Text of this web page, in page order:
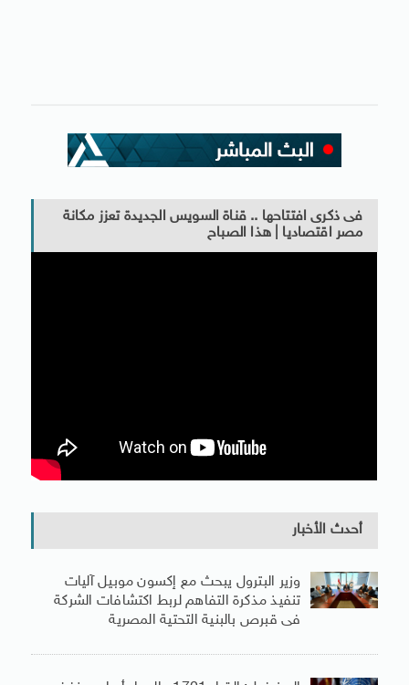
فى ذكرى افتتاحها .. قناة السويس الجديدة تعزز مكانة
مصر اقتصاديا | هذا الصباح
أحدث الأخبار
وزير البترول يبحث مع إكسون موبيل آليات
تنفيذ مذكرة التفاهم لربط اكتشافات الشركة
فى قبرص بالبنية التحتية المصرية